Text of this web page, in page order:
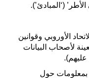
(‘المبادئ’).
الأوروبي وقوانين
لأصحاب البيانات
بمعلومات حول